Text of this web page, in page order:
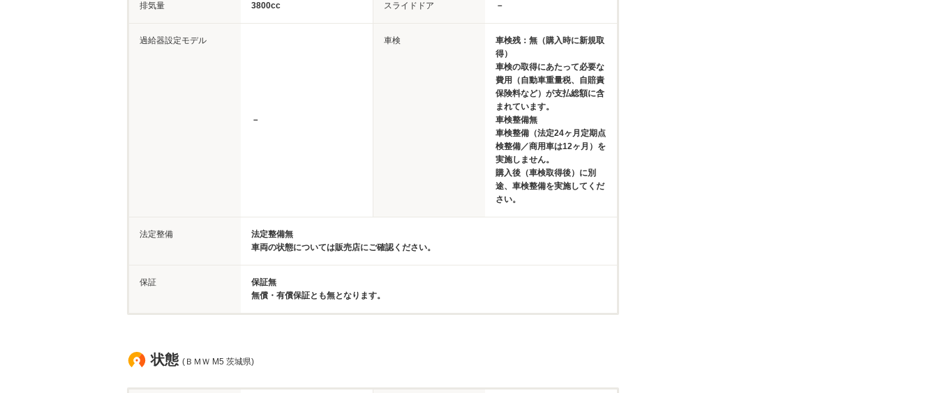
排気量 3800cc スライドドア －
過給器設定モデル
－
車検
車検残：無（購入時に新規取
得）
車検の取得にあたって必要な
費用（自動車重量税、自賠責
保険料など）が支払総額に含
まれています。
車検整備無
車検整備（法定24ヶ月定期点
検整備／商用車は12ヶ月）を
実施しません。
購入後（車検取得後）に別
途、車検整備を実施してくだ
さい。
法定整備
法定整備無
車両の状態については販売店にご確認ください。
保証
保証無
無償・有償保証とも無となります。
状態 (ＢＭＷ M5 茨城県)